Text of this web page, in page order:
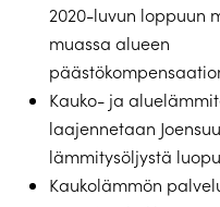
2020-luvun loppuun
muassa alueen
Kauko- ja
laajennetaan
lämmitysöljystä
Kaukolämmön